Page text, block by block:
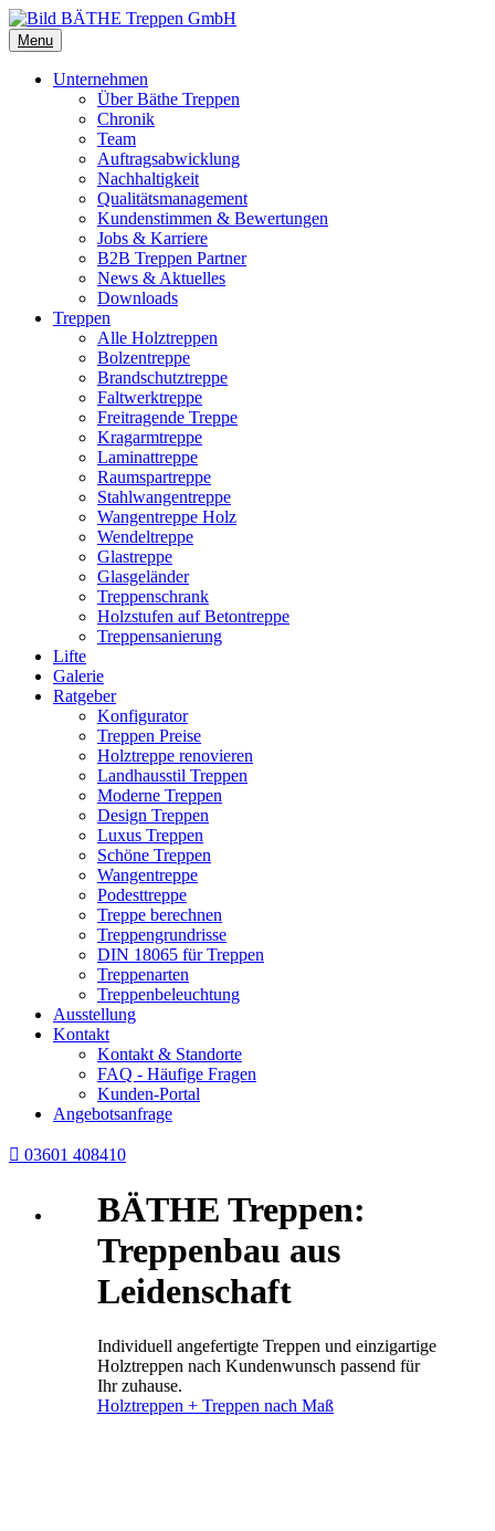
Menu
Unternehmen
Über Bäthe Treppen
Chronik
Team
Auftragsabwicklung
Nachhaltigkeit
Qualitätsmanagement
Kundenstimmen & Bewertungen
Jobs & Karriere
B2B Treppen Partner
News & Aktuelles
Downloads
Treppen
Alle Holztreppen
Bolzentreppe
Brandschutztreppe
Faltwerktreppe
Freitragende Treppe
Kragarmtreppe
Laminattreppe
Raumspartreppe
Stahlwangentreppe
Wangentreppe Holz
Wendeltreppe
Glastreppe
Glasgeländer
Treppenschrank
Holzstufen auf Betontreppe
Treppensanierung
Lifte
Galerie
Ratgeber
Konfigurator
Treppen Preise
Holztreppe renovieren
Landhausstil Treppen
Moderne Treppen
Design Treppen
Luxus Treppen
Schöne Treppen
Wangentreppe
Podesttreppe
Treppe berechnen
Treppengrundrisse
DIN 18065 für Treppen
Treppenarten
Treppenbeleuchtung
Ausstellung
Kontakt
Kontakt & Standorte
FAQ - Häufige Fragen
Kunden-Portal
Angebotsanfrage
 03601 408410
BÄTHE Treppen:
Treppenbau aus
Leidenschaft
Individuell angefertigte Treppen und einzigartige
Holztreppen nach Kundenwunsch passend für
Ihr zuhause.
Holztreppen + Treppen nach Maß